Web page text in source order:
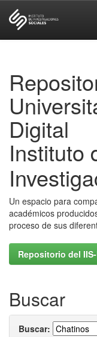
Digital
Instituto
Un espacio para
académicos
proceso de sus
Repositorio del
Buscar
Buscar: